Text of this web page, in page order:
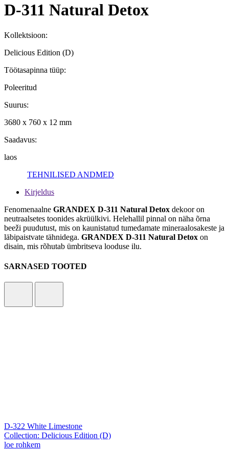
D-311 Natural Detox
Kollektsioon:
Delicious Edition (D)
Töötasapinna tüüp:
Poleeritud
Suurus:
3680 x 760 x 12 mm
Saadavus:
laos
TEHNILISED ANDMED
Kirjeldus
Fenomenaalne GRANDEX D-311 Natural Detox dekoor on
neutraalsetes toonides akrüülkivi. Helehallil pinnal on näha õrna
beeži puudutust, mis on kaunistatud tumedamate mineraalosakeste ja
läbipaistvate tähnidega. GRANDEX D-311 Natural Detox on
disain, mis rõhutab ümbritseva looduse ilu.
SARNASED TOOTED
D-322 White Limestone
Collection: Delicious Edition (D)
loe rohkem